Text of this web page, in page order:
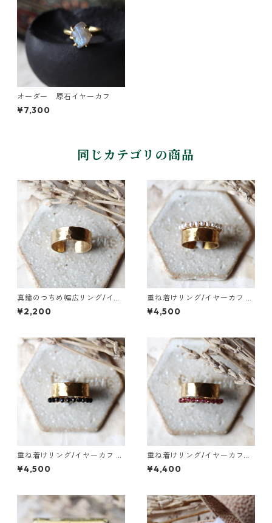
オーダー 原石イヤーカフ
¥7,300
同じカテゴリの商品
真鍮のつちめ幅広リング/イヤ
ーカフ
¥2,200
重ね着けリング/イヤーカフ 真
鍮つちめ幅広・ベビーパール
¥4,500
重ね着けリング/イヤーカフ 真
鍮つちめ幅広・ブラックスピ
ネル
¥4,500
重ね着けリング/イヤーカフ
真鍮つちめ幅広・ガーネット
¥4,400